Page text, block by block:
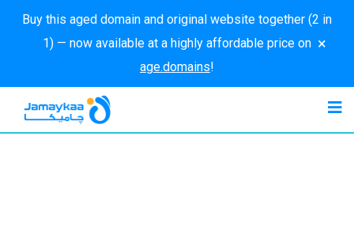
Buy this aged domain and original website together (2 in
1) — now available at a highly affordable price on
age.domains!
×